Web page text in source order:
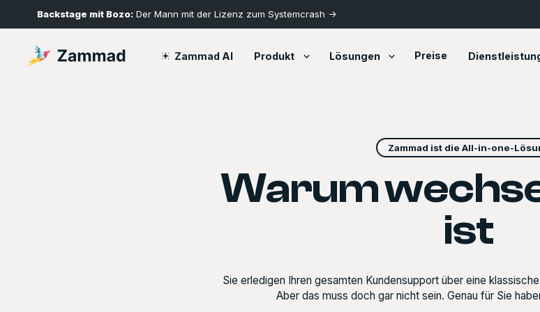
Backstage mit Bozo: Der Mann mit der Lizenz zum Systemcrash ->
Zammad AI Produkt Lösungen Preise
Zammad ist die All-in-one-
Warum
ist
Sie erledigen Ihren gesamten Kundensupport über eine
Aber das muss doch gar nicht sein. Genau für Sie